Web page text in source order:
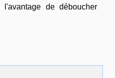
de déboucher